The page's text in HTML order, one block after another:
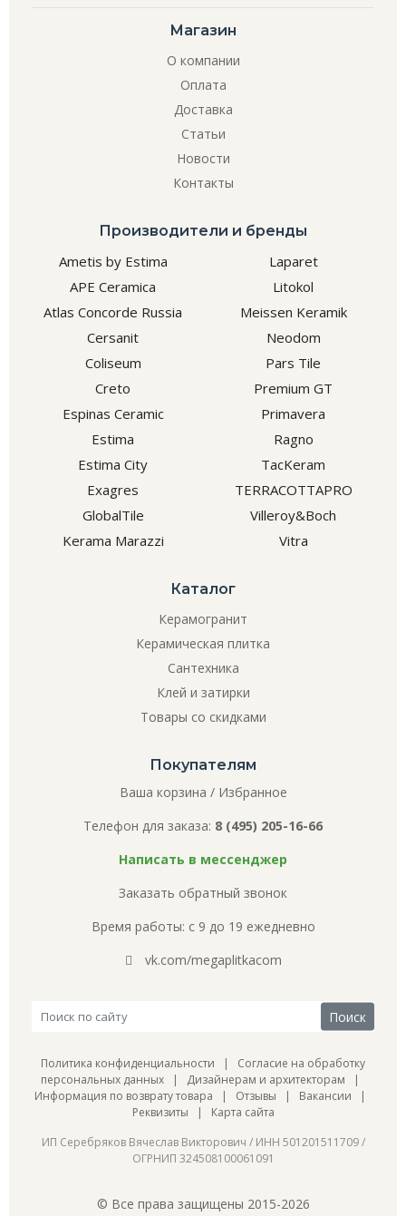
Магазин
О компании
Оплата
Доставка
Статьи
Новости
Контакты
Производители и бренды
Ametis by Estima
APE Ceramica
Atlas Concorde Russia
Cersanit
Coliseum
Creto
Espinas Ceramic
Estima
Estima City
Exagres
GlobalTile
Kerama Marazzi
Laparet
Litokol
Meissen Keramik
Neodom
Pars Tile
Premium GT
Primavera
Ragno
TacKeram
TERRACOTTAPRO
Villeroy&Boch
Vitra
Каталог
Керамогранит
Керамическая плитка
Сантехника
Клей и затирки
Товары со скидками
Покупателям
Ваша корзина / Избранное
Телефон для заказа: 8 (495) 205-16-66
Написать в мессенджер
Заказать обратный звонок
Время работы: с 9 до 19 ежедневно
vk.com/megaplitkacom
Политика конфиденциальности | Согласие на обработку
персональных данных | Дизайнерам и архитекторам |
Информация по возврату товара | Отзывы | Вакансии |
Реквизиты | Карта сайта
ИП Серебряков Вячеслав Викторович / ИНН 501201511709 /
ОГРНИП 324508100061091
© Все права защищены 2015-2026